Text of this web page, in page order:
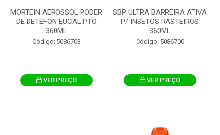
MORTEIN AEROSSOL PODER
DE DETEFON EUCALIPTO
360ML
Código: 5086703
VER PREÇO
SBP ULTRA BARREIRA ATIVA
P/ INSETOS RASTEIROS
360ML
Código: 5086700
VER PREÇO